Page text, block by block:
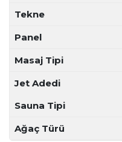
Tekne
Panel
Masaj Tipi
Jet Adedi
Sauna Tipi
Ağaç Türü